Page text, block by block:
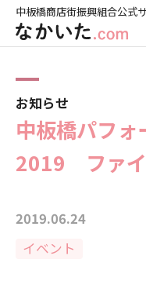
中板橋商店街振興組合公式
ホーム
中板橋パフォーマンスコンテ
お知らせ
中板橋パフォ
2019 ファイ
2019.06.24
イベント